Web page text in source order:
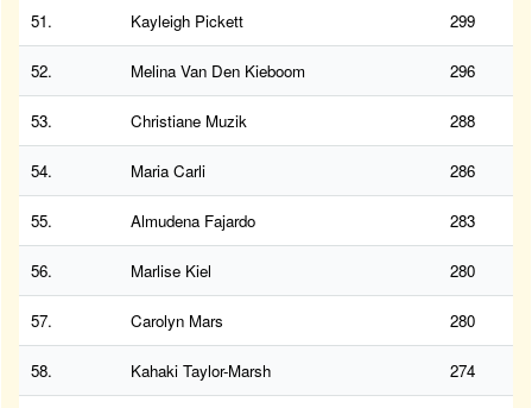
51. Kayleigh Pickett 299
52. Melina Van Den Kieboom 296
53. Christiane Muzik 288
54. Maria Carli 286
55. Almudena Fajardo 283
56. Marlise Kiel 280
57. Carolyn Mars 280
58. Kahaki Taylor-Marsh 274